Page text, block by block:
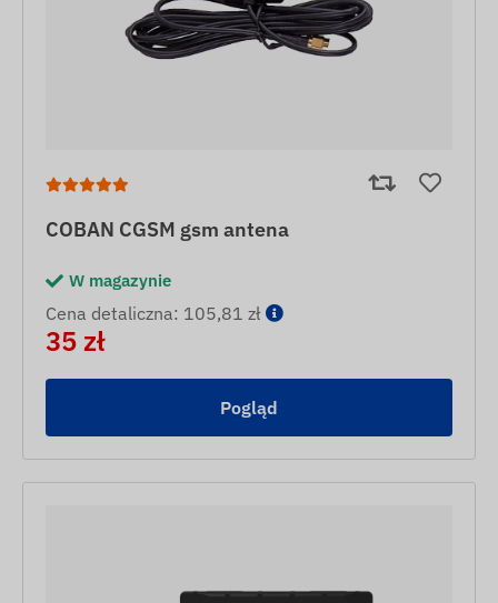
COBAN CGSM gsm antena
W magazynie
Cena detaliczna: 105,81 zł
35 zł
Pogląd